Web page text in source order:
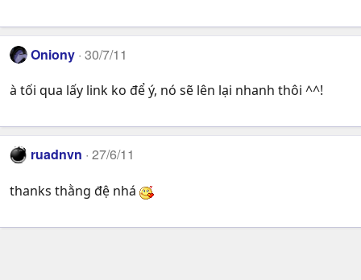
Oniony 30/7/11
à tối qua lấy link ko để ý, nó sẽ lên lại nhanh thôi ^^!
ruadnvn 27/6/11
thanks thằng đệ nhá